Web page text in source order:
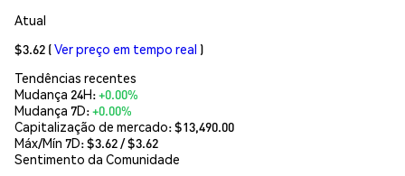
Atual
$3.62 (Ver preço em tempo real )
Tendências recentes
Mudança 24H:+0.00%
Mudança 7D:+0.00%
Capitalização de mercado:$13,490.00
Máx/Mín 7D: $3.62/ $3.62
Sentimento da Comunidade